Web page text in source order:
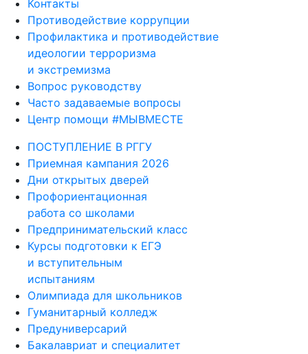
Контакты
Противодействие коррупции
Профилактика и противодействие
идеологии терроризма
и экстремизма
Вопрос руководству
Часто задаваемые вопросы
Центр помощи #МЫВМЕСТЕ
ПОСТУПЛЕНИЕ В РГГУ
Приемная кампания 2026
Дни открытых дверей
Профориентационная
работа со школами
Предпринимательский класс
Курсы подготовки к ЕГЭ
и вступительным
испытаниям
Олимпиада для школьников
Гуманитарный колледж
Предуниверсарий
Бакалавриат и специалитет